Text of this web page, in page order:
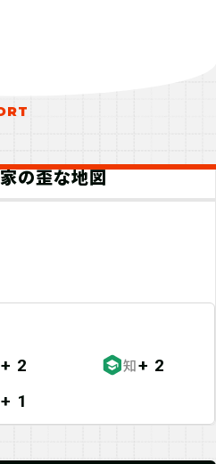
の歪な地図
+ 2 知+ 2
+ 1